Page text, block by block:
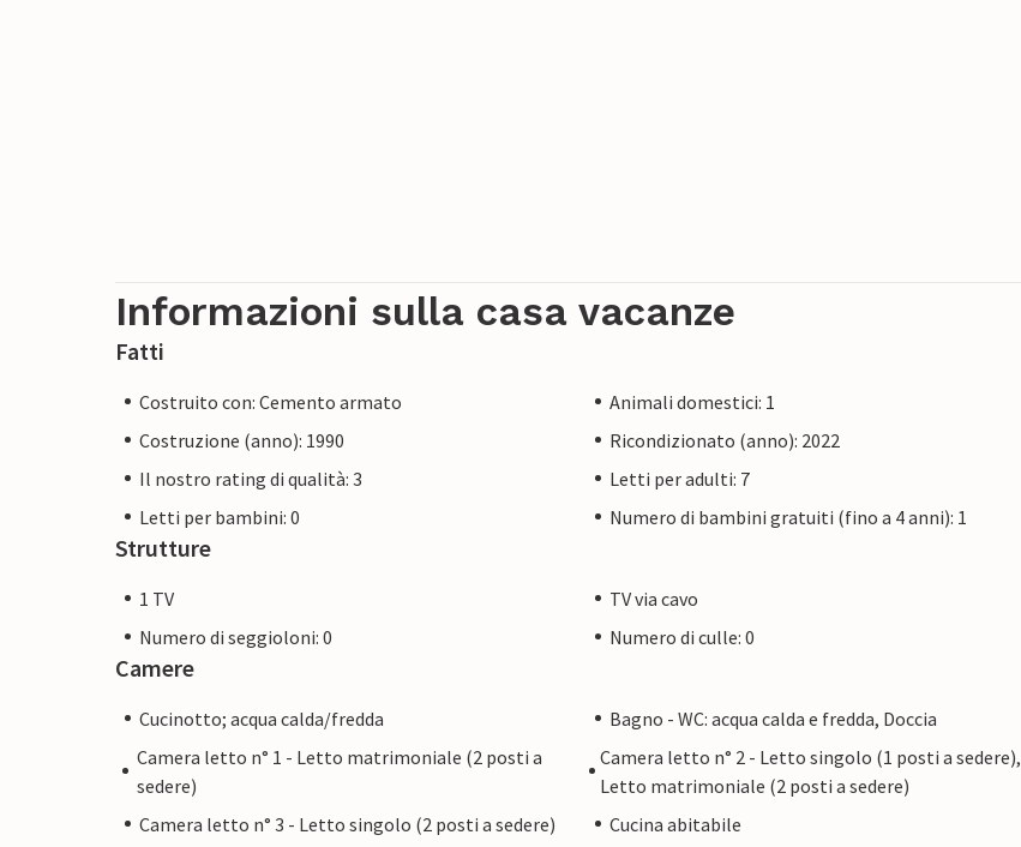
Informazioni sulla casa vacanze
Fatti
Costruito con: Cemento armato
Animali domestici: 1
Costruzione (anno): 1990
Ricondizionato (anno): 2022
Il nostro rating di qualità: 3
Letti per adulti: 7
Letti per bambini: 0
Numero di bambini gratuiti (fino a 4 anni): 1
Strutture
1 TV
TV via cavo
Numero di seggioloni: 0
Numero di culle: 0
Camere
Cucinotto; acqua calda/fredda
Bagno - WC: acqua calda e fredda, Doccia
Camera letto n° 1 - Letto matrimoniale (2 posti a
sedere)
Camera letto n° 2 - Letto singolo (1 posti a sedere),
Letto matrimoniale (2 posti a sedere)
Camera letto n° 3 - Letto singolo (2 posti a sedere)
Cucina abitabile